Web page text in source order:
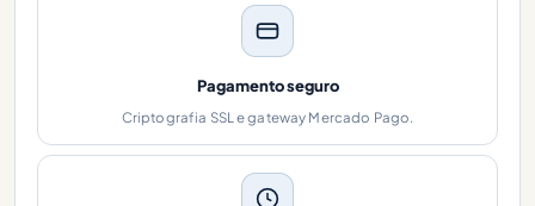
Pagamento seguro
Criptografia SSL e gateway Mercado Pago.